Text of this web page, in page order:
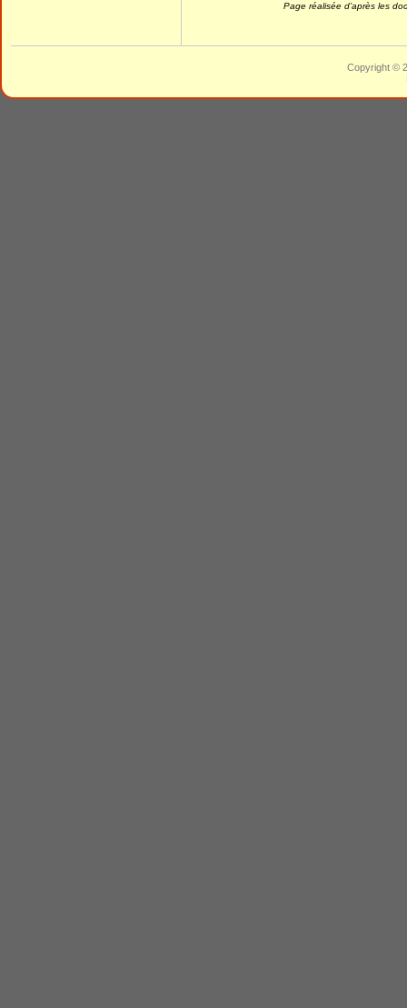
Page réalisée d’après les
Copyright ©